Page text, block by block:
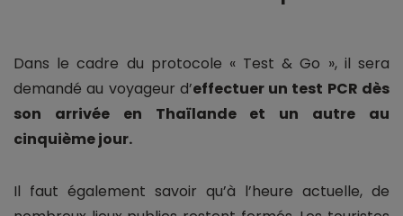
Dans le cadre du protocole « Test & Go », il sera
demandé au voyageur d’effectuer un test PCR dès
son arrivée en Thaïlande et un autre au
cinquième jour.
Il faut également savoir qu’à l’heure actuelle, de